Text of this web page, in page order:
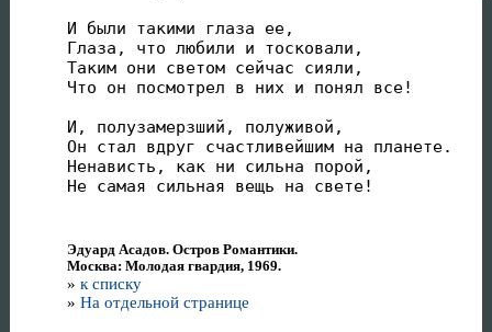
И были такими глаза ее,
Глаза, что любили и тосковали,
Таким они светом сейчас сияли,
Что он посмотрел в них и понял все!
И, полузамерзший, полуживой,
Он стал вдруг счастливейшим на планете.
Ненависть, как ни сильна порой,
Не самая сильная вещь на свете!
Эдуард Асадов. Остров Романтики.
Москва: Молодая гвардия, 1969.
» к списку
» На отдельной странице